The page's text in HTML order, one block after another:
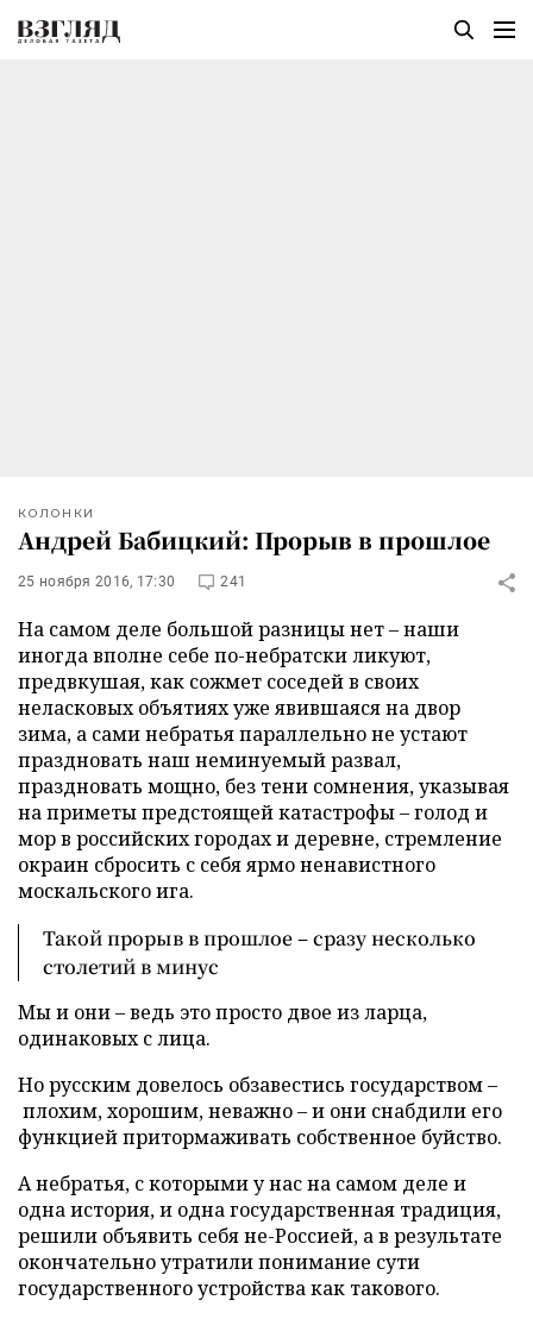
КОЛОНКИ
Андрей Бабицкий: Прорыв в прошлое
25 ноября 2016, 17:30 241
На самом деле большой разницы нет – наши
иногда вполне себе по-небратски ликуют,
предвкушая, как сожмет соседей в своих
неласковых объятиях уже явившаяся на двор
зима, а сами небратья параллельно не устают
праздновать наш неминуемый развал,
праздновать мощно, без тени сомнения, указывая
на приметы предстоящей катастрофы – голод и
мор в российских городах и деревне, стремление
окраин сбросить с себя ярмо ненавистного
москальского ига.
Такой прорыв в прошлое – сразу несколько
столетий в минус
Мы и они – ведь это просто двое из ларца,
одинаковых с лица.
Но русским довелось обзавестись государством –
плохим, хорошим, неважно – и они снабдили его
функцией притормаживать собственное буйство.
А небратья, с которыми у нас на самом деле и
одна история, и одна государственная традиция,
решили объявить себя не-Россией, а в результате
окончательно утратили понимание сути
государственного устройства как такового.